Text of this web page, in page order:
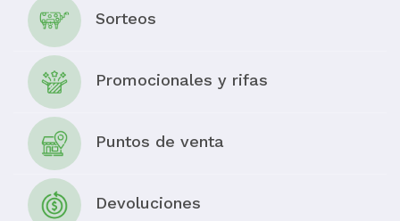
Sorteos
Promocionales y rifas
Puntos de venta
Devoluciones